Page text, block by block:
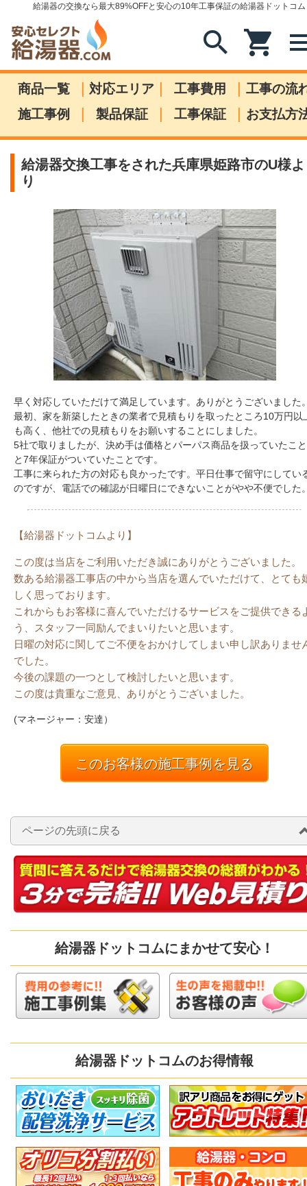
給湯器の交換なら最大89%OFFと安心の10年工事保証の給湯器ドットコム
search shopping_cart
商品一覧 | 対応エリア | 工事費用 | 工事の流
施工事例
| 製品保証 | 工事保証 | お支払方
給湯器交換工事をされた兵庫県姫路市のU様よ
り
早く対応していただけて満足しています。ありがとうございました
最初、家を新築したときの業者で見積もりを取ったところ10万円以
も高く、他社での見積もりをお願いすることにしました。
5社で取りましたが、決め手は価格とパーパス商品を扱っていたこと
と7年保証がついていたことです。
工事に来られた方の対応も良かったです。平日仕事で留守にしてい
のですが、電話での確認が日曜日にできないことがやや不便でした
【給湯器ドットコムより】
この度は当店をご利用いただき誠にありがとうございました。
数ある給湯器工事店の中から当店を選んでいただけて、とても
しく思っております。
これからもお客様に喜んでいただけるサービスをご提供できる
う、スタッフ一同励んでまいりたいと思います。
日曜の対応に関してご不便をおかけしてしまい申し訳ありませ
でした。
今後の課題の一つとして検討したいと思います。
この度は貴重なご意見、ありがとうございました。
(マネージャー：安達）
このお客様の施工事例を見る
ページの先頭に戻る
給湯器ドットコムにまかせて安心！
給湯器ドットコムのお得情報